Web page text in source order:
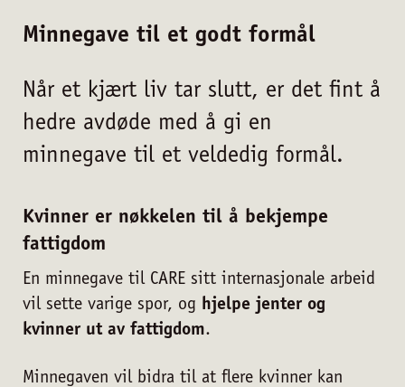
Minnegave til et godt formål
Når et kjært liv tar slutt, er det fint å
hedre avdøde med å gi en
minnegave til et veldedig formål.
Kvinner er nøkkelen til å bekjempe
fattigdom
En minnegave til CARE sitt internasjonale arbeid
vil sette varige spor, og hjelpe jenter og
kvinner ut av fattigdom.
Minnegaven vil bidra til at flere kvinner kan